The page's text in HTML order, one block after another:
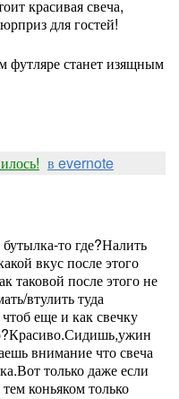
красивая свеча,
для гостей!
футляре станет изящным
в evernote
то где?Налить
вкус после этого
таковой после этого не
втулить туда
еще и как свечку
внимание что свеча
только даже если
коньяком только